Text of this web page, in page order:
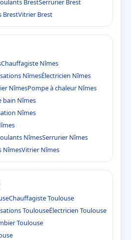
BrestSerrurier Brest
BrestVitrier Brest
Chauffagiste Nîmes
NîmesÉlectricien Nîmes
NîmesPompe à chaleur Nîmes
bain Nîmes
Nîmes
NîmesSerrurier Nîmes
NîmesVitrier Nîmes
Chauffagiste Toulouse
ToulouseÉlectricien Toulouse
Toulouse